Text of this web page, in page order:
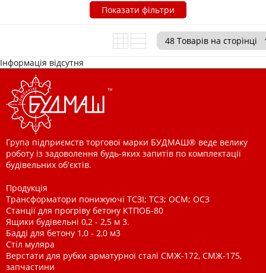
Показати фільтри
Інформація відсутня
Група підприємств торгової марки БУДМАШ® веде велику
роботу із задоволення будь-яких запитів по комплектації
будівельних об'єктів.
Продукція
Трансформатори понижуючі ТСЗІ; ТСЗ; ОСМ; ОСЗ
Станції для прогріву бетону КТПОБ-80
Ящики будівельні 0,2 - 2,5 м 3.
Бадді для бетону 1,0 - 2,0 м3
Стіл муляра
Верстати для рубки арматурної сталі СМЖ-172, СМЖ-175,
запчастини